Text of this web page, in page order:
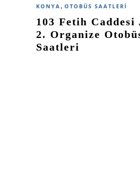
KONYA , OTOBÜS SAATLERI
103 Fetih Caddesi
2. Organize
Saatleri